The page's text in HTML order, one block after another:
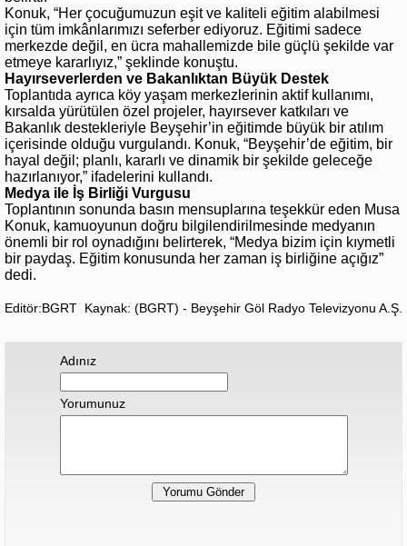
Konuk, “Her çocuğumuzun eşit ve kaliteli eğitim alabilmesi
için tüm imkânlarımızı seferber ediyoruz. Eğitimi sadece
merkezde değil, en ücra mahallemizde bile güçlü şekilde var
etmeye kararlıyız,” şeklinde konuştu.
Hayırseverlerden ve Bakanlıktan Büyük Destek
Toplantıda ayrıca köy yaşam merkezlerinin aktif kullanımı,
kırsalda yürütülen özel projeler, hayırsever katkıları ve
Bakanlık destekleriyle Beyşehir’in eğitimde büyük bir atılım
içerisinde olduğu vurgulandı. Konuk, “Beyşehir’de eğitim, bir
hayal değil; planlı, kararlı ve dinamik bir şekilde geleceğe
hazırlanıyor,” ifadelerini kullandı.
Medya ile İş Birliği Vurgusu
Toplantının sonunda basın mensuplarına teşekkür eden Musa
Konuk, kamuoyunun doğru bilgilendirilmesinde medyanın
önemli bir rol oynadığını belirterek, “Medya bizim için kıymetli
bir paydaş. Eğitim konusunda her zaman iş birliğine açığız”
dedi.
Editör:BGRT Kaynak: (BGRT) - Beyşehir Göl Radyo Televizyonu A.Ş.
Adınız
Yorumunuz